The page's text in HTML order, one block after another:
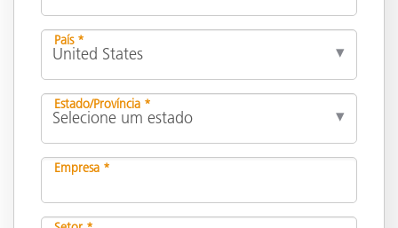
País *
Estado/Província *
Empresa *